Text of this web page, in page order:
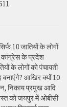
10 जातियों के लोगों
कांग्रेस के प्रदेश
के लोगों को पंचायती
बनाएंगे? आखिर क्यों 10
निकाय प्रमुख आदि
को जयपुर में ओबीसी